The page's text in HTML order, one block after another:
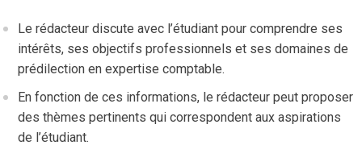
Le rédacteur discute avec l’étudiant pour comprendre ses
intérêts, ses objectifs professionnels et ses domaines de
prédilection en expertise comptable.
En fonction de ces informations, le rédacteur peut proposer
des thèmes pertinents qui correspondent aux aspirations
de l’étudiant.